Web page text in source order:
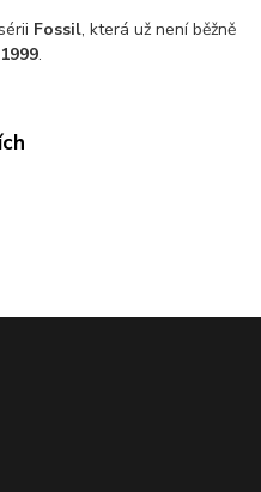
Fossil, která už není běžně
1999.